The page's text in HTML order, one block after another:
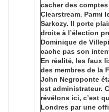
cacher des
Clearstream. Parmi
Sarkozy. Il porte
droite à l’élection
Dominique de
cache pas son
En réalité, les faux
des membres de la
John Negroponte
est administrateur.
révélons ici, c’est
Londres par une